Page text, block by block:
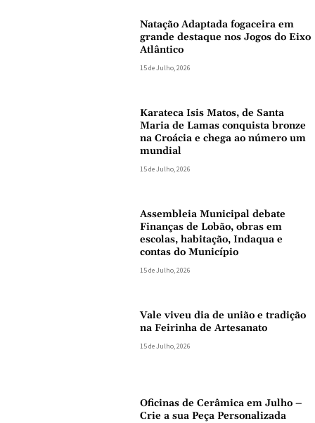
Natação Adaptada fogaceira em
grande destaque nos Jogos do Eixo
Atlântico
15 de Julho, 2026
Karateca Isis Matos, de Santa
Maria de Lamas conquista bronze
na Croácia e chega ao número um
mundial
15 de Julho, 2026
Assembleia Municipal debate
Finanças de Lobão, obras em
escolas, habitação, Indaqua e
contas do Município
15 de Julho, 2026
Vale viveu dia de união e tradição
na Feirinha de Artesanato
15 de Julho, 2026
Oficinas de Cerâmica em Julho –
Crie a sua Peça Personalizada